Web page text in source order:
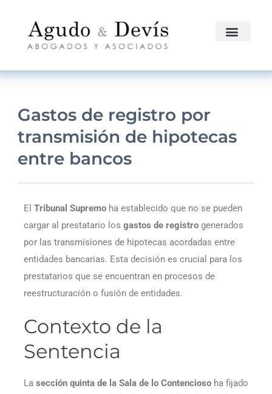
Gastos de registro por
transmisión de hipotecas
entre bancos
El Tribunal Supremo ha establecido que no se pueden
cargar al prestatario los gastos de registro generados
por las transmisiones de hipotecas acordadas entre
entidades bancarias. Esta decisión es crucial para los
prestatarios que se encuentran en procesos de
reestructuración o fusión de entidades.
Contexto de la
Sentencia
La sección quinta de la Sala de lo Contencioso ha fijado